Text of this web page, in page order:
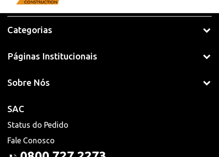
Categorias
Páginas Institucionais
Sobre Nós
SAC
Status do Pedido
Fale Conosco